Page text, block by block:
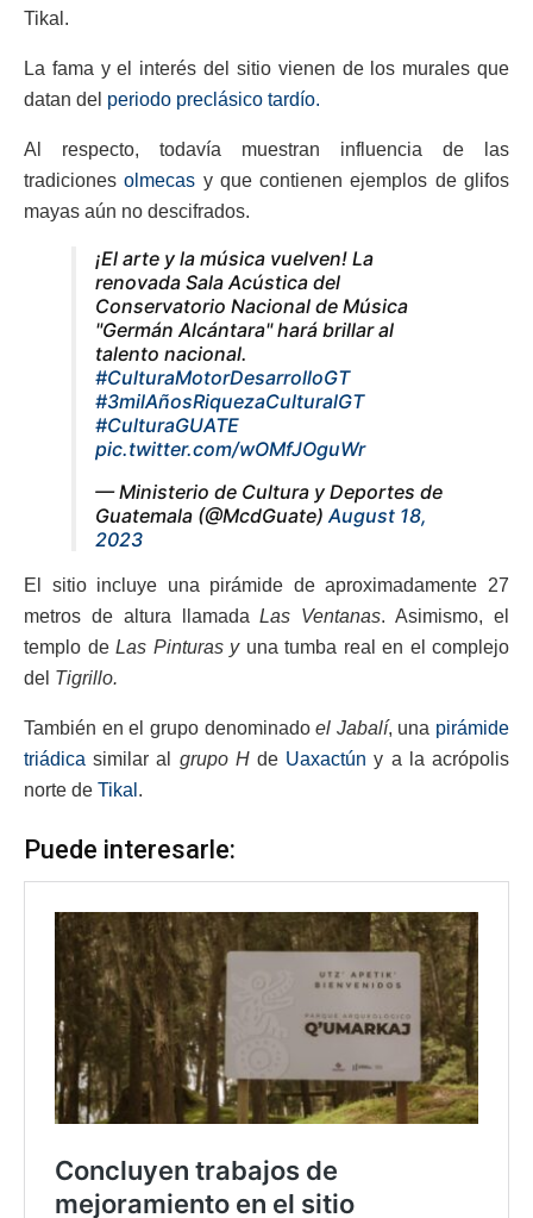
Tikal.
La fama y el interés del sitio vienen de los murales que
datan del periodo preclásico tardío.
Al respecto, todavía muestran influencia de las
tradicionesolmecas y que contienen ejemplos de glifos
mayas aún no descifrados.
¡El arte y la música vuelven! La
renovada Sala Acústica del
Conservatorio Nacional de Música
"Germán Alcántara" hará brillar al
talento nacional.
#CulturaMotorDesarrolloGT
#3milAñosRiquezaCulturalGT
#CulturaGUATE
pic.twitter.com/wOMfJOguWr
— Ministerio de Cultura y Deportes de
Guatemala (@McdGuate)August 18,
2023
El sitio incluye una pirámide de aproximadamente 27
metros de altura llamadaLas Ventanas. Asimismo, el
templo de Las Pinturas yuna tumba real en el complejo
del Tigrillo.
También en el grupo denominadoel Jabalí, una pirámide
triádica similar al grupo Hde Uaxactún y a la acrópolis
norte de Tikal .
Puede interesarle: